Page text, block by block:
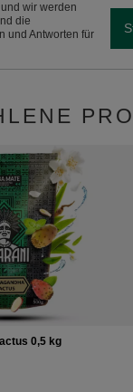
wir werden
die
und Antworten für
0,5 kg